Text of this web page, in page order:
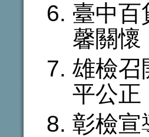
臺中
馨關懷
雄檢
平公正
彰檢